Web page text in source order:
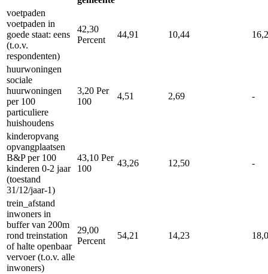
voetpaden
voetpaden in
goede staat: eens
(t.o.v.
respondenten)
42,30
Percent
44,91 10,44
huurwoningen
sociale
huurwoningen
per 100
particuliere
huishoudens
3,20 Per
100
4,51 2,69 -
kinderopvang
opvangplaatsen
B&P per 100
kinderen 0-2 jaar
(toestand
31/12/jaar-1)
43,10 Per
100
43,26 12,50 -
trein_afstand
inwoners in
buffer van 200m
rond treinstation
of halte openbaar
vervoer (t.o.v. alle
inwoners)
29,00
Percent
54,21 14,23